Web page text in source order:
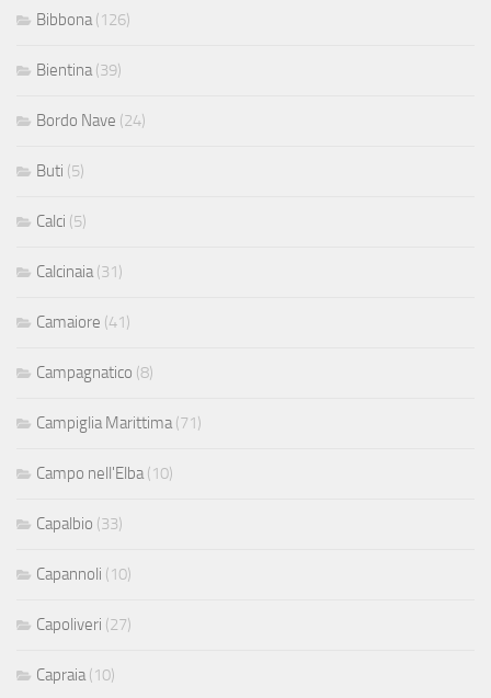
Bibbona (126)
Bientina (39)
Bordo Nave (24)
Buti (5)
Calci (5)
Calcinaia (31)
Camaiore (41)
Campagnatico (8)
Campiglia Marittima (71)
Campo nell'Elba (10)
Capalbio (33)
Capannoli (10)
Capoliveri (27)
Capraia (10)